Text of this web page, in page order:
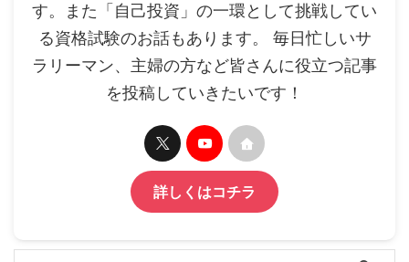
す。また「自己投資」の一環として挑戦してい
る資格試験のお話もあります。 毎日忙しいサ
ラリーマン、主婦の方など皆さんに役立つ記事
を投稿していきたいです！
詳しくはコチラ